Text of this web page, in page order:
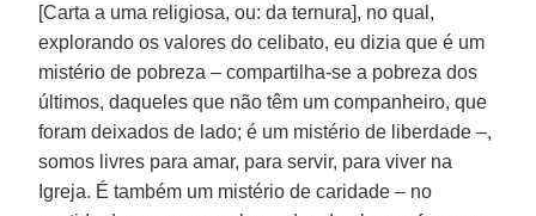
[Carta a uma religiosa, ou: da ternura], no qual,
explorando os valores do celibato, eu dizia que é um
mistério de pobreza – compartilha-se a pobreza dos
últimos, daqueles que não têm um companheiro, que
foram deixados de lado; é um mistério de liberdade –,
somos livres para amar, para servir, para viver na
Igreja. É também um mistério de caridade – no